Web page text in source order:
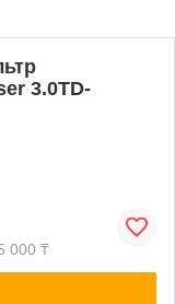
3.0TD-
000 ₸